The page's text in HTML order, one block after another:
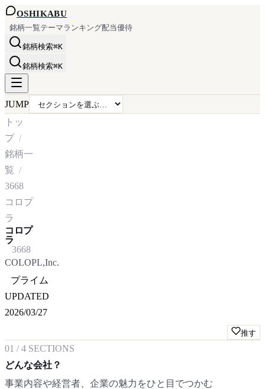
OSHIKABU
銘柄一覧テーマランキング配当優待
銘柄検索⌘K
銘柄検索⌘K
JUMP
トッ
プ
銘柄一
覧
3668
コロプ
ラ
コロプ
ラ
3668
COLOPL,Inc.
プライム
UPDATED
2026/03/27
推す
01 /4 SECTIONS
どんな会社？
事業内容や経営者、企業の魅力をひと目でつかむ